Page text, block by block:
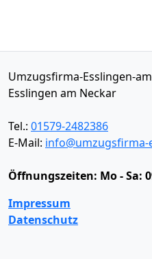
Umzugsfirma-Esslingen-
Esslingen am Neckar
Tel.: 01579-2482386
E-Mail: info@umzugsfirma-
Öffnungszeiten: Mo - Sa:
Impressum
Datenschutz